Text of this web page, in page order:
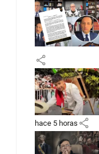
share
hace 5 horas share